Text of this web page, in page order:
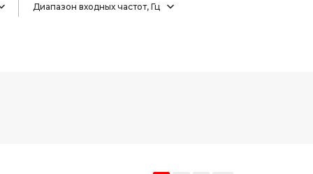
Диапазон входных частот, Гц